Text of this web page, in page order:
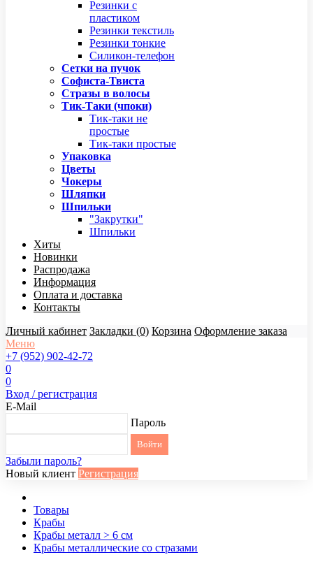
Резинки с
пластиком
Резинки текстиль
Резинки тонкие
Силикон-телефон
Сетки на пучок
Софиста-Твиста
Стразы в волосы
Тик-Таки (чпоки)
Тик-таки не
простые
Тик-таки простые
Упаковка
Цветы
Чокеры
Шляпки
Шпильки
"Закрутки"
Шпильки
Хиты
Новинки
Распродажа
Информация
Оплата и доставка
Контакты
Личный кабинет Закладки (0) Корзина Оформление заказа
Меню
+7 (952) 902-42-72
0
0
Вход / регистрация
E-Mail
Пароль
Забыли пароль?
Новый клиент Регистрация
Товары
Крабы
Крабы металл > 6 см
Крабы металлические со стразами